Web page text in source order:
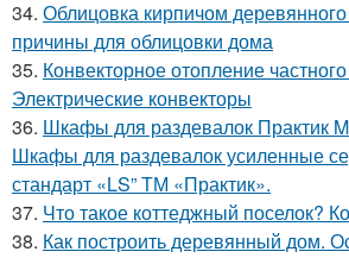
34. Облицовка кирпичом
причины для облицовки дома
35. Конвекторное отопление
Электрические конвекторы
36. Шкафы для раздевалок Практик
Шкафы для раздевалок усиленные
стандарт «LS” ТМ «Практик».
37. Что такое коттеджный поселок?
38. Как построить деревянный дом.